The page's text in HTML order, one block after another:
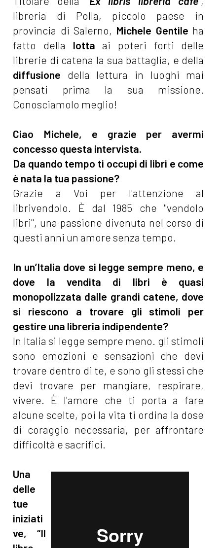
libreria di Polla, piccolo paese in
provincia di Salerno, Michele Gentile ha
fatto della lotta ai poteri forti delle
librerie di catena la sua battaglia, e della
diffusione della lettura in luoghi mai
pensati prima la sua missione.
Conosciamolo meglio!
Ciao Michele, e grazie per avermi
concesso questa intervista.
Da quando tempo ti occupi di libri e come
è nata la tua passione?
Grazie a Voi per l'attenzione al
librivendolo. È dal 1985 che "vendolo
libri", una passione divenuta nel corso di
questi anni un amore senza tempo.
In un’Italia dove si legge sempre meno, e
dove la vendita di libri è quasi
monopolizzata dalle grandi catene, dove
si riescono a trovare gli stimoli per
gestire una libreria indipendente?
In Italia si legge sempre meno. gli stimoli
sono emozioni e sensazioni che devi
trovare dentro di te, e sono gli stessi che
devi trovare per mangiare, respirare,
vivere. È l'amore che ti porta a fare
alcune scelte, poi la vita ti ordina la dose
di coraggio necessaria, per affrontare
difficoltà e sacrifici.
Una
delle
tue
iniziati
ve, “Il